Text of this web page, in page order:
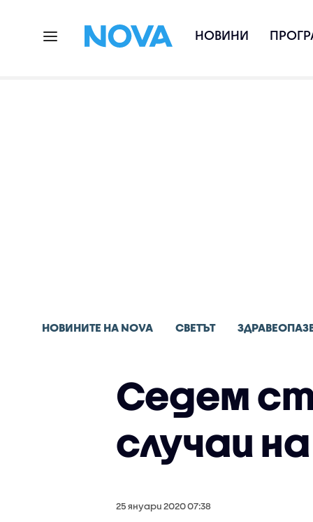
НОВИНИ
НОВИНИТЕ НА NOVA СВЕТЪТ
Седем
случаи
25 януари 2020 07:38